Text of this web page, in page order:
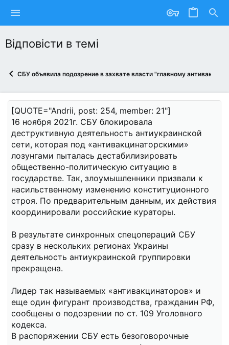
Відповісти в темі
СБУ объявила подозрение в захвате власти "главному